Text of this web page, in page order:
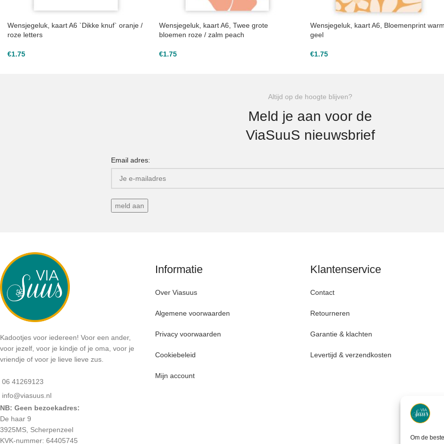
Om de
Wensjegeluk, kaart A6 `Dikke knuf` oranje /
roze letters
€1.75
Wensjegeluk, kaart A6, Twee grote
bloemen roze / zalm peach
€1.75
Wensjegeluk, kaart A6, Bloemenprint
geel
€1.75
Altijd op de hoogte blijven?
Meld je aan voor de
ViaSuuS nieuwsbrief
Email adres:
Kadootjes voor iedereen! Voor een ander,
voor jezelf, voor je kindje of je oma, voor je
vriendje of voor je lieve lieve zus.
06 41269123
info@viasuus.nl
NB: Geen bezoekadres:
De haar 9
3925MS, Scherpenzeel
KVK-nummer: 64405745
Informatie
Over Viasuus
Algemene voorwaarden
Privacy voorwaarden
Cookiebeleid
Mijn account
Klantenservice
Contact
Retourneren
Garantie & klachten
Levertijd & verzendkosten